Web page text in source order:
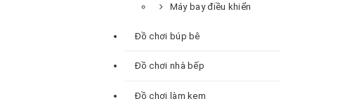
Máy bay điều khiển
Đồ chơi búp bê
Đồ chơi nhà bếp
Đồ chơi làm kem